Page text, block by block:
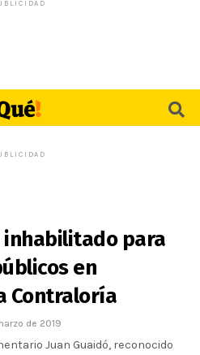
inhabilitado para
en
Contraloría
de 2019
Juan Guaidó, reconocido